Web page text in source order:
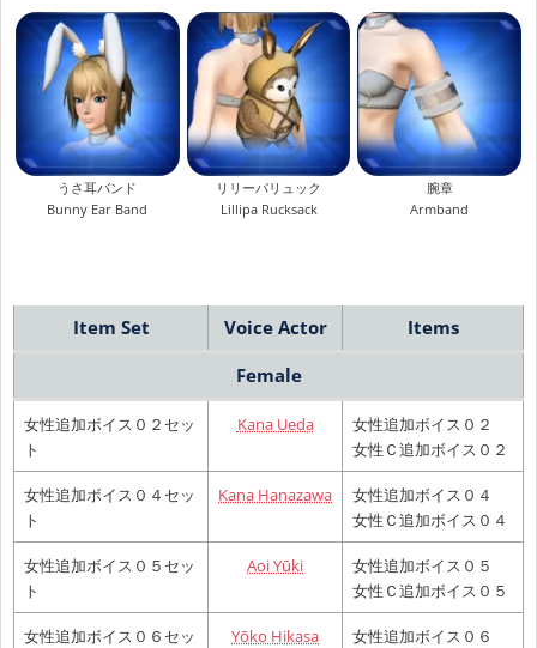
うさ耳バンド
Bunny Ear Band
リリーパリュック
Lillipa Rucksack
腕章
Armband
Item Set Voice Actor
Items
Female
女性追加ボイス０２セッ
ト
Kana Ueda
女性追加ボイス０２
女性Ｃ追加ボイス０２
女性追加ボイス０４セッ
ト
Kana Hanazawa
女性追加ボイス０４
女性Ｃ追加ボイス０４
女性追加ボイス０５セッ
ト
Aoi Yūki
女性追加ボイス０５
女性Ｃ追加ボイス０５
女性追加ボイス０６セッ
Yōko Hikasa
女性追加ボイス０６